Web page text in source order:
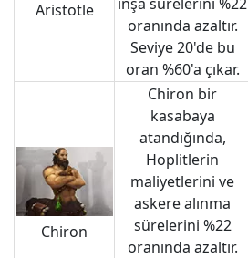
Aristotle
oranında azaltır.
Seviye 20'de bu
oran %60'a çıkar.
Chiron
Chiron bir
kasabaya
atandığında,
Hoplitlerin
maliyetlerini ve
askere alınma
sürelerini %22
oranında azaltır.